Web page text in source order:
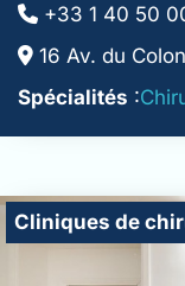
+33 1 40 50
16 Av. du
Spécialités :
Cliniques de